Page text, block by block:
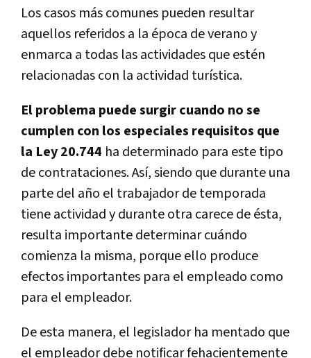
Los casos más comunes pueden resultar
aquellos referidos a la época de verano y
enmarca a todas las actividades que estén
relacionadas con la actividad turística.
El problema puede surgir cuando no se
cumplen con los especiales requisitos que
la Ley 20.744 ha determinado para este tipo
de contrataciones. Así, siendo que durante una
parte del año el trabajador de temporada
tiene actividad y durante otra carece de ésta,
resulta importante determinar cuándo
comienza la misma, porque ello produce
efectos importantes para el empleado como
para el empleador.
De esta manera, el legislador ha mentado que
el empleador debe notificar fehacientemente